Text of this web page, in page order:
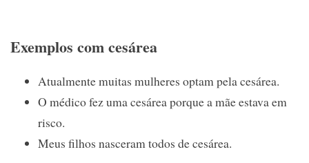
Exemplos com cesárea
Atualmente muitas mulheres optam pela cesárea.
O médico fez uma cesárea porque a mãe estava em
risco.
Meus filhos nasceram todos de cesárea.